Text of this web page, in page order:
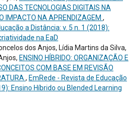
DAS TECNOLOGIAS DIGITAIS NA
IMPACTO NA APRENDIZAGEM ,
a Distância: v. 5 n. 1 (2018):
na EaD
dos Anjos, Lídia Martins da Silva,
ENSINO HÍBRIDO: ORGANIZAÇÃO E
COM BASE EM REVISÃO
, EmRede - Revista de Educação
Ensino Híbrido ou Blended Learning